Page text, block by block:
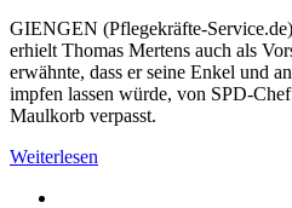
GIENGEN (Pflegekräfte-
erhielt Thomas Mertens auch als
erwähnte, dass er seine Enkel und
impfen lassen würde, von SPD-
Maulkorb verpasst.
Weiterlesen